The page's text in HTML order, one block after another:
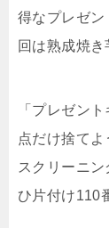
得なプレゼン
回は熟成焼
「プレゼン
点だけ捨て
スクリーニ
ひ片付け110